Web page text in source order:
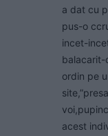
a dat cu
pus-o
incet-
balacarit-
ordin pe
acest